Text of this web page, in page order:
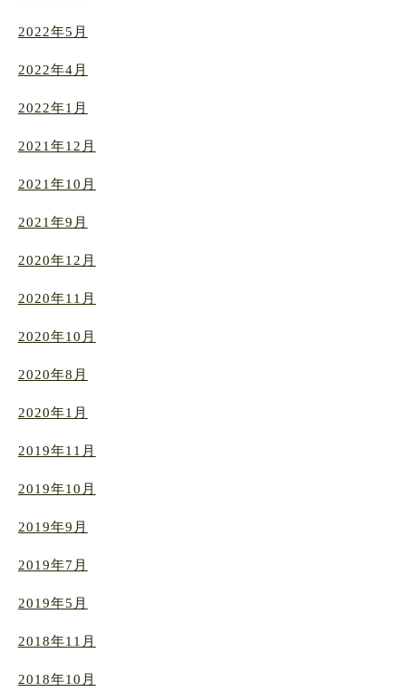
2022年5月
2022年4月
2022年1月
2021年12月
2021年10月
2021年9月
2020年12月
2020年11月
2020年10月
2020年8月
2020年1月
2019年11月
2019年10月
2019年9月
2019年7月
2019年5月
2018年11月
2018年10月